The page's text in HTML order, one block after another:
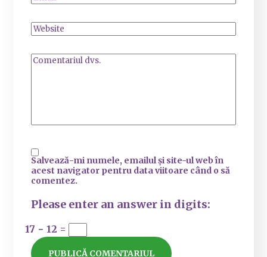
Salvează-mi numele, emailul și site-ul web în
acest navigator pentru data viitoare când o să
comentez.
Please enter an answer in digits:
17 − 12 =